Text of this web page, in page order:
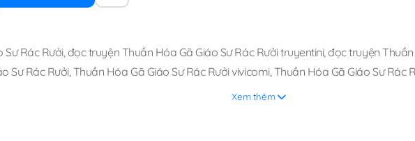
Rác Rưởi,đọc truyện Thuần Hóa Gã Giáo Sư Rác Rưởi truyentini,đọc truyện Thuần
Sư Rác Rưởi,Thuần Hóa Gã Giáo Sư Rác Rưởi vivicomi,Thuần Hóa Gã Giáo Sư Rác
Xem thêm